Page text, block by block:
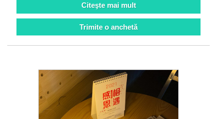
Citeşte mai mult
Trimite o anchetă